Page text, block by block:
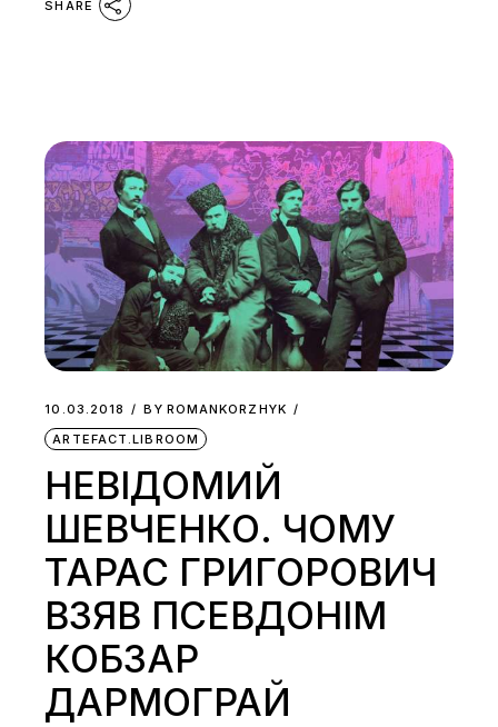
SHARE
10.03.2018 BY ROMANKORZHYK
ARTEFACT.LIBROOM
НЕВІДОМИЙ
ШЕВЧЕНКО. ЧОМУ
ТАРАС ГРИГОРОВИЧ
ВЗЯВ ПСЕВДОНІМ
КОБЗАР
ДАРМОГРАЙ